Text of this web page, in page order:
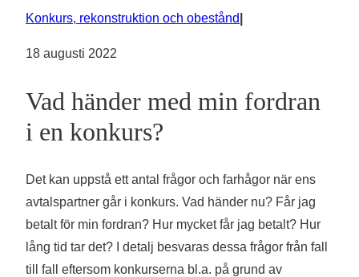
Konkurs, rekonstruktion och obestånd
18 augusti 2022
Vad händer med min fordran
i en konkurs?
Det kan uppstå ett antal frågor och farhågor när ens
avtalspartner går i konkurs. Vad händer nu? Får jag
betalt för min fordran? Hur mycket får jag betalt? Hur
lång tid tar det? I detalj besvaras dessa frågor från fall
till fall eftersom konkurserna bl.a. på grund av